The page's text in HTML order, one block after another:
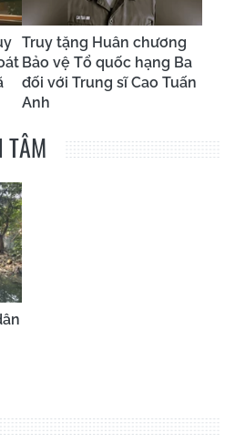
Truy tặng Huân chương
Bảo vệ Tổ quốc hạng Ba
đối với Trung sĩ Cao Tuấn
Anh
TÂM